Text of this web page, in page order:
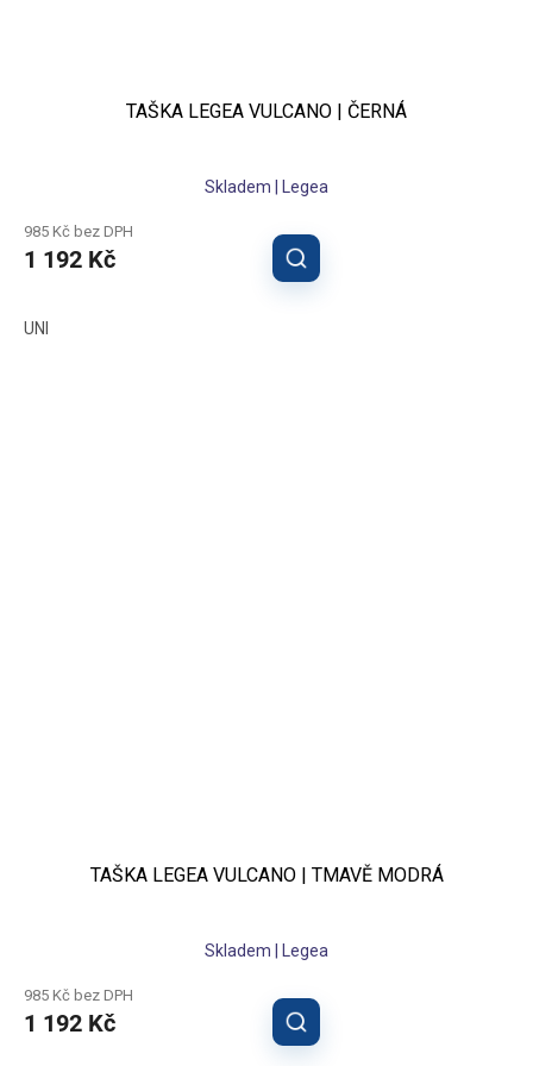
TAŠKA LEGEA VULCANO | ČERNÁ
Skladem | Legea
985 Kč bez DPH
1 192 Kč
UNI
TAŠKA LEGEA VULCANO | TMAVĚ MODRÁ
Skladem | Legea
985 Kč bez DPH
1 192 Kč